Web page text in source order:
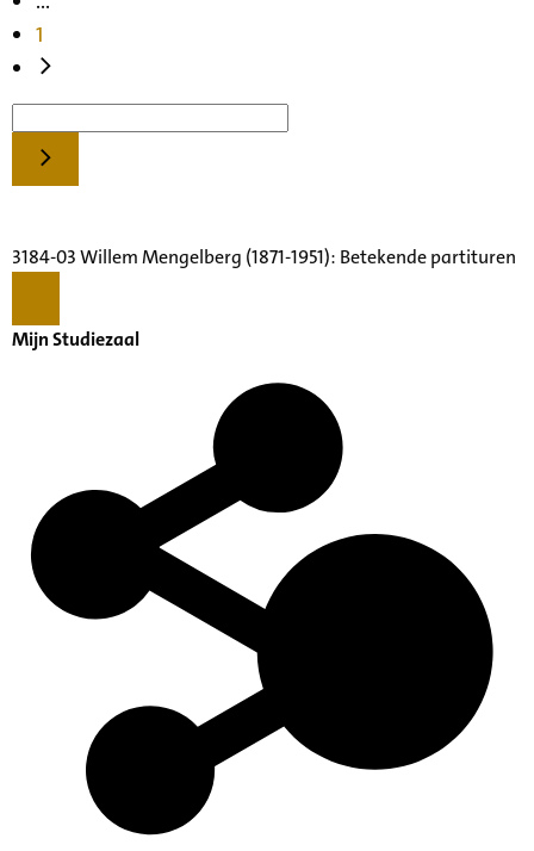
1
3184-03 Willem Mengelberg (1871-1951): Betekende partituren
Mijn Studiezaal